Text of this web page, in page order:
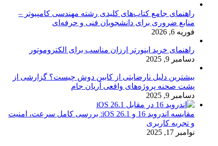
راهنمای جامع کتاب‌های کلیدی رشته مهندسی کامپیوتر –
منابع ضروری برای دانشجویان فنی و حرفه‌ای
فوریه 6, 2026
راهنمای خرید اینورتر ارزان مناسب برای الکتروموتور
دسامبر 9, 2025
بیشترین دلیل نارضایتی از کابین دوش چیست؟ گزارشی از
پشت صحنه پروژه‌های واقعی آریان جام
دسامبر 9, 2025
مقایسه اندروید 16 و iOS 26.1: بررسی کامل سرعت، امنیت
و تجربه کاربری
نوامبر 17, 2025